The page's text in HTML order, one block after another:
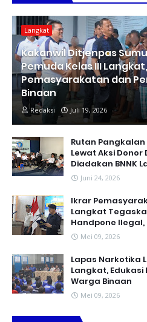
Langkat
Kakanwil Ditjenpas
Pemuda Kelas III
Pemasyarakatan dan
Binaan
Redaksi Juli 19, 2026
Rutan
Lewat Aksi Donor
Diadakan BNNK
Juni 24, 2026
Ikrar
Langkat
Handpone llegal,
Mei 09, 2026
Lapas Narkotika
Langkat,
Warga Binaan
Mei 09, 2026